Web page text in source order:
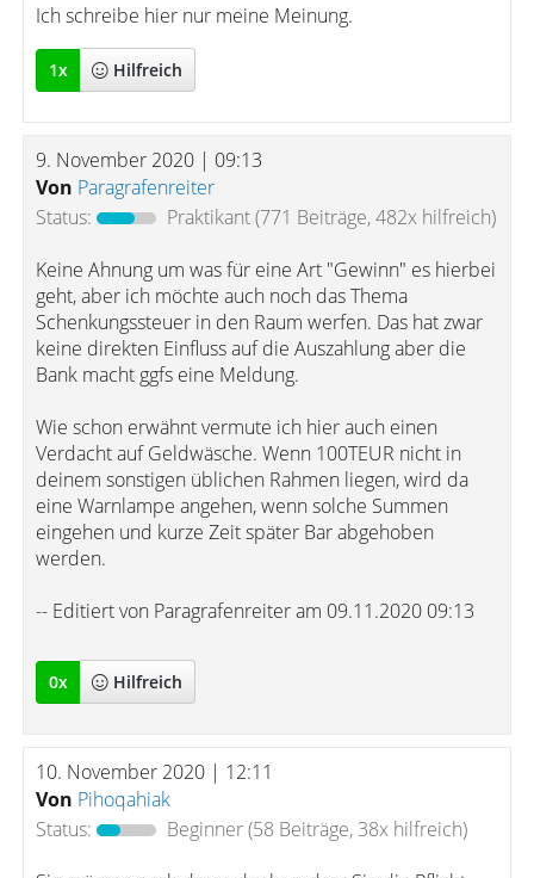
Ich schreibe hier nur meine Meinung.
1x Hilfreich
9. November 2020 | 09:13
Von Paragrafenreiter
Status:
Praktikant(771 Beiträge, 482x hilfreich)
Keine Ahnung um was für eine Art "Gewinn" es hierbei
geht, aber ich möchte auch noch das Thema
Schenkungssteuer in den Raum werfen. Das hat zwar
keine direkten Einfluss auf die Auszahlung aber die
Bank macht ggfs eine Meldung.
Wie schon erwähnt vermute ich hier auch einen
Verdacht auf Geldwäsche. Wenn 100TEUR nicht in
deinem sonstigen üblichen Rahmen liegen, wird da
eine Warnlampe angehen, wenn solche Summen
eingehen und kurze Zeit später Bar abgehoben
werden.
-- Editiert von Paragrafenreiter am 09.11.2020 09:13
0x Hilfreich
10. November 2020 | 12:11
Von Pihoqahiak
Status:
Beginner(58 Beiträge, 38x hilfreich)